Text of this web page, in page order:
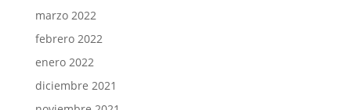
marzo 2022
febrero 2022
enero 2022
diciembre 2021